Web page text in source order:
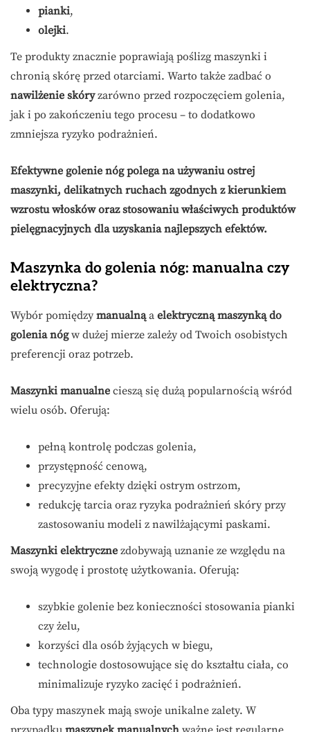
pianki,
olejki.
Te produkty znacznie poprawiają poślizg maszynki i
chronią skórę przed otarciami. Warto także zadbać o
nawilżenie skóryzarówno przed rozpoczęciem golenia,
jak i po zakończeniu tego procesu – to dodatkowo
zmniejsza ryzyko podrażnień.
Efektywne golenie nóg polega na używaniu ostrej
maszynki, delikatnych ruchach zgodnych z kierunkiem
wzrostu włosków oraz stosowaniu właściwych produktów
pielęgnacyjnych dla uzyskania najlepszych efektów.
Maszynka do golenia nóg: manualna czy
elektryczna?
Wybór pomiędzy manualnąa elektryczną maszynką do
golenia nógw dużej mierze zależy od Twoich osobistych
preferencji oraz potrzeb.
Maszynki manualne cieszą się dużą popularnością wśród
wielu osób. Oferują:
pełną kontrolę podczas golenia,
przystępność cenową,
precyzyjne efekty dzięki ostrym ostrzom,
redukcję tarcia oraz ryzyka podrażnień skóry przy
zastosowaniu modeli z nawilżającymi paskami.
Maszynki elektryczne zdobywają uznanie ze względu na
swoją wygodę i prostotę użytkowania. Oferują:
szybkie golenie bez konieczności stosowania pianki
czy żelu,
korzyści dla osób żyjących w biegu,
technologie dostosowujące się do kształtu ciała, co
minimalizuje ryzyko zacięć i podrażnień.
Oba typy maszynek mają swoje unikalne zalety. W